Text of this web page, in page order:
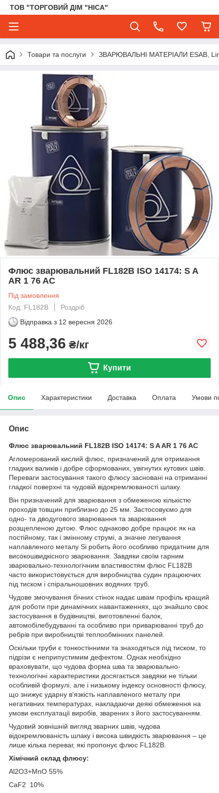
ТОВ "ТОРГОВИЙ ДІМ "НІСА"
Товари та послуги ЗВАРЮВАЛЬНІ МАТЕРІАЛИ ESAB,
Флюс зварювальний FL182B ISO 14174: S A
AR 1 76 AC
Під замовлення
Код: FL182B
Роздріб
Відправка з 12 вересня 2026
5 488,36 ₴/кг
Купити
Опис Характеристики Доставка Оплата Умови
Опис
Флюс зварювальний FL182B ISO 14174: S A AR 1 76 AC
Агломерований кислий флюс, призначений для отримання
гладких валиків і добре сформованих, увігнутих кутових швів.
Переваги застосування такого флюсу засновані на отриманні
гладкої поверхні та чудовій відокремлюваності шлаку.
Він призначений для зварювання з обмеженою кількістю
проходів товщин приблизно до 25 мм. Застосовуємо для
одно- та дводугового зварювання та зварювання
розщепленою дугою. Флюс однаково добре працює як на
постійному, так і змінному струмі, а значне легування
наплавленого металу Si робить його особливо придатним для
високошвидкісного зварювання. Завдяки своїм гарним
зварювально-технологічним властивостям флюс FL182B
часто використовується для виробництва судин працюючих
під тиском і спіральношовних водяних труб.
Чудове змочування бічних стінок надає швам профіль кращий
для роботи при динамічних навантаженнях, що знайшло своє
застосування в будівництві, виготовленні балок,
автомобілебудуванні та особливо при приварюванні труб до
ребрів при виробництві теплообмінних панелей.
Оскільки труби є тонкостінними та знаходяться під тиском, то
підрізи є неприпустимим дефектом. Однак необхідно
враховувати, що чудова форма шва та зварювально-
технологічні характеристики досягається завдяки не тільки
особливій формулі, але і низькому індексу основності флюсу,
що знижує ударну в'язкість наплавленого металу при
негативних температурах, накладаючи деякі обмеження на
умови експлуатації виробів, зварених з його застосуванням.
Чудовий зовнішній вигляд зварних швів, чудова
відокремлюваність шлаку і висока швидкість зварювання – це
лише кілька переваг, які пропонує флюс FL182B.
Хімічний склад флюсу:
Al2O3+MnO 55%
CaF2 10%